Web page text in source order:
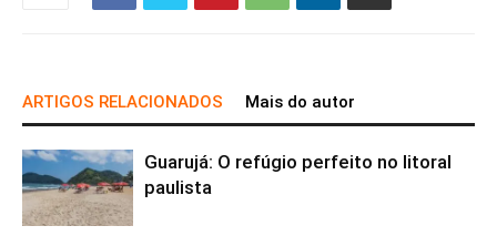
ARTIGOS RELACIONADOS Mais do autor
Guarujá: O refúgio perfeito no litoral
paulista